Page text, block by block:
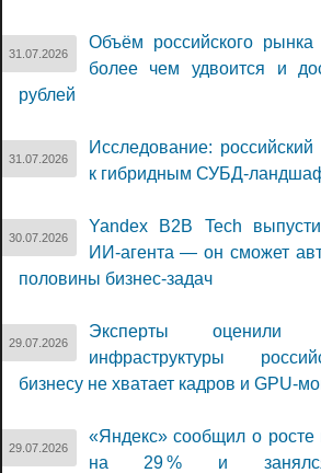
31.07.2026
Объём российского
более чем удвоится и
рублей
31.07.2026
Исследование:
к гибридным СУБД-
30.07.2026
Yandex B2B Tech
ИИ-агента — он сможет
половины бизнес-задач
29.07.2026
Эксперты оценили
инфраструктуры
бизнесу не хватает кадров и GPU-
29.07.2026
«Яндекс» сообщил о росте
на 29 % и занялся